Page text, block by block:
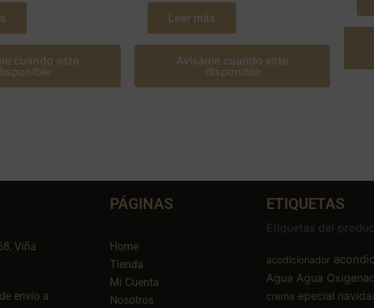
cuando este
Leer más
Avísame cuando este
disponible
Viña
envío a
PÁGINAS
Home
Tienda
Mi Cuenta
Nosotros
ETIQUETAS
Etiquetas del
acodicionador
Agua Agua
crema epecial